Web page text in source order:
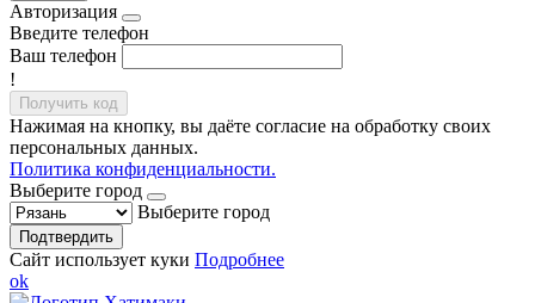
Авторизация
Введите телефон
Ваш телефон
!
Получить код
Нажимая на кнопку, вы даёте согласие на обработку своих
персональных данных.
Политика конфиденциальности.
Выберите город
Выберите город
Подтвердить
Сайт использует куки Подробнее
ok